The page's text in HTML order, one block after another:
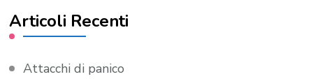
Articoli Recenti
Attacchi di panico